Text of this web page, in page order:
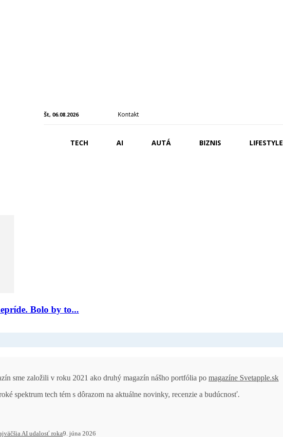
Št, 06.08.2026 Kontakt
TECH AI AUTÁ BIZNIS LIFESTYLE
Bolo by to...
sme založili v roku 2021 ako druhý magazín nášho portfólia po magazíne Svetapple.sk
spektrum tech tém s dôrazom na aktuálne novinky, recenzie a budúcnosť.
AI udalosť roka9. júna 2026